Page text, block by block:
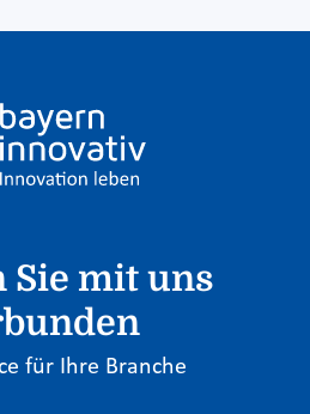
Sie mit uns
für Ihre Branche